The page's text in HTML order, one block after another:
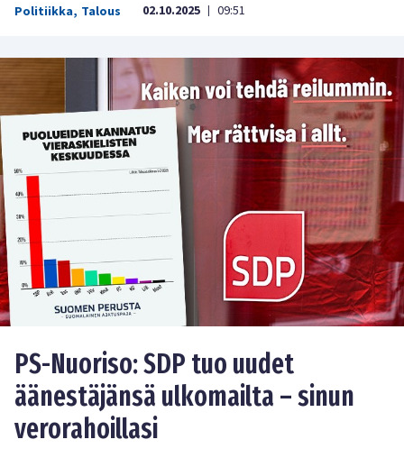
Politiikka, Talous 02.10.2025 | 09:51
PS-Nuoriso: SDP tuo uudet
äänestäjänsä ulkomailta – sinun
verorahoillasi